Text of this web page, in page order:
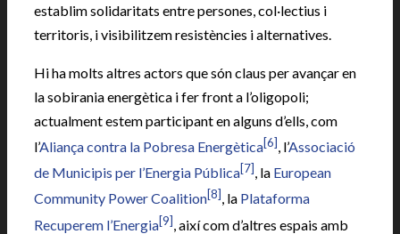
establim solidaritats entre persones, col·lectius i
territoris, i visibilitzem resistències i alternatives.
Hi ha molts altres actors que són claus per avançar en
la sobirania energètica i fer front a l’oligopoli;
actualment estem participant en alguns d’ells, com
l’Aliança contra la Pobresa Energètica[6], l’Associació
de Municipis per l’Energia Pública[7], la European
Community Power Coalition[8], la Plataforma
Recuperem l’Energia[9], així com d’altres espais amb